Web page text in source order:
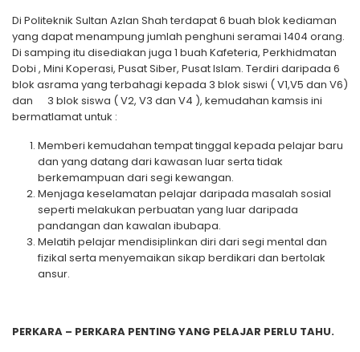
Di Politeknik Sultan Azlan Shah terdapat 6 buah blok kediaman
yang dapat menampung jumlah penghuni seramai 1404 orang.
Di samping itu disediakan juga 1 buah Kafeteria, Perkhidmatan
Dobi , Mini Koperasi, Pusat Siber, Pusat Islam. Terdiri daripada 6
blok asrama yang terbahagi kepada 3 blok siswi ( V1,V5 dan V6)
dan 3 blok siswa ( V2, V3 dan V4 ), kemudahan kamsis ini
bermatlamat untuk :
Memberi kemudahan tempat tinggal kepada pelajar baru
dan yang datang dari kawasan luar serta tidak
berkemampuan dari segi kewangan.
Menjaga keselamatan pelajar daripada masalah sosial
seperti melakukan perbuatan yang luar daripada
pandangan dan kawalan ibubapa.
Melatih pelajar mendisiplinkan diri dari segi mental dan
fizikal serta menyemaikan sikap berdikari dan bertolak
ansur.
PERKARA – PERKARA PENTING YANG PELAJAR PERLU TAHU.